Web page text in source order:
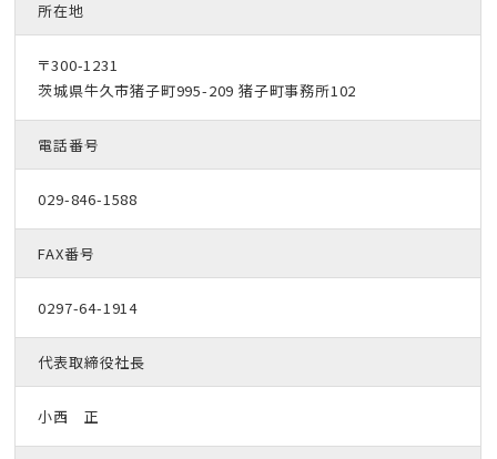
所在地
〒300-1231
茨城県牛久市猪子町995-209 猪子町事務所102
電話番号
029-846-1588
FAX番号
0297-64-1914
代表取締役社長
小西 正